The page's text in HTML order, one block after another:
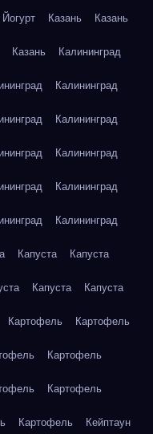
Йогурт Казань Казань
Казань Калининград
Калининград
Калининград
Калининград
Калининград
Калининград
Капуста Капуста
Капуста Капуста
Картофель Картофель
Картофель
Картофель
Картофель Кейптаун